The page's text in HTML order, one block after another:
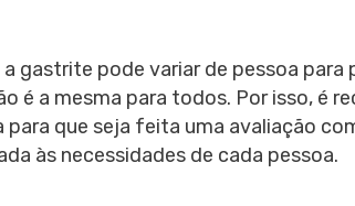
gastrite pode variar de pessoa para
é a mesma para todos. Por isso, é
que seja feita uma avaliação
às necessidades de cada pessoa.